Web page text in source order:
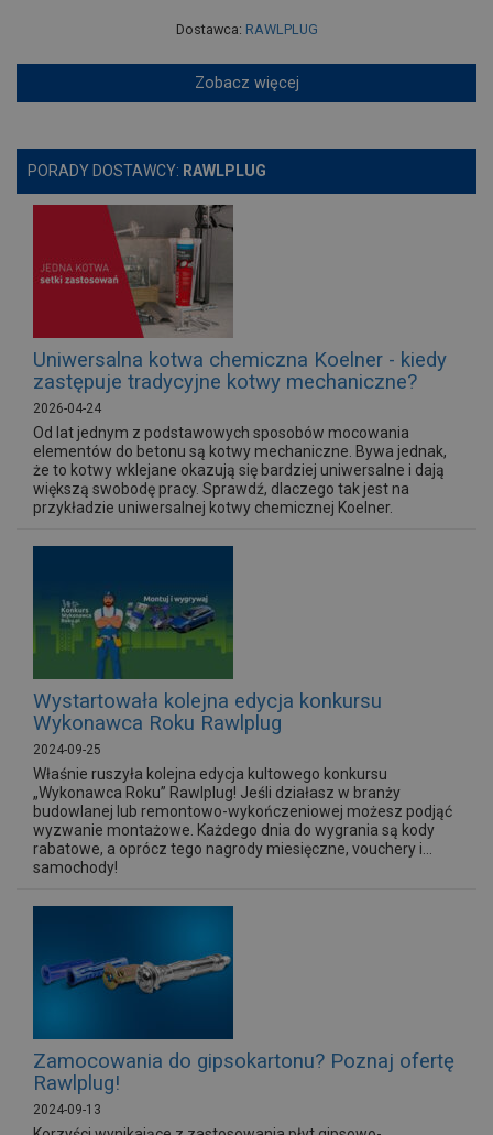
Dostawca: RAWLPLUG
Zobacz więcej
PORADY DOSTAWCY: RAWLPLUG
Uniwersalna kotwa chemiczna Koelner - kiedy
zastępuje tradycyjne kotwy mechaniczne?
2026-04-24
Od lat jednym z podstawowych sposobów mocowania
elementów do betonu są kotwy mechaniczne. Bywa jednak,
że to kotwy wklejane okazują się bardziej uniwersalne i dają
większą swobodę pracy. Sprawdź, dlaczego tak jest na
przykładzie uniwersalnej kotwy chemicznej Koelner.
Wystartowała kolejna edycja konkursu
Wykonawca Roku Rawlplug
2024-09-25
Właśnie ruszyła kolejna edycja kultowego konkursu
„Wykonawca Roku” Rawlplug! Jeśli działasz w branży
budowlanej lub remontowo-wykończeniowej możesz podjąć
wyzwanie montażowe. Każdego dnia do wygrania są kody
rabatowe, a oprócz tego nagrody miesięczne, vouchery i...
samochody!
Zamocowania do gipsokartonu? Poznaj ofertę
Rawlplug!
2024-09-13